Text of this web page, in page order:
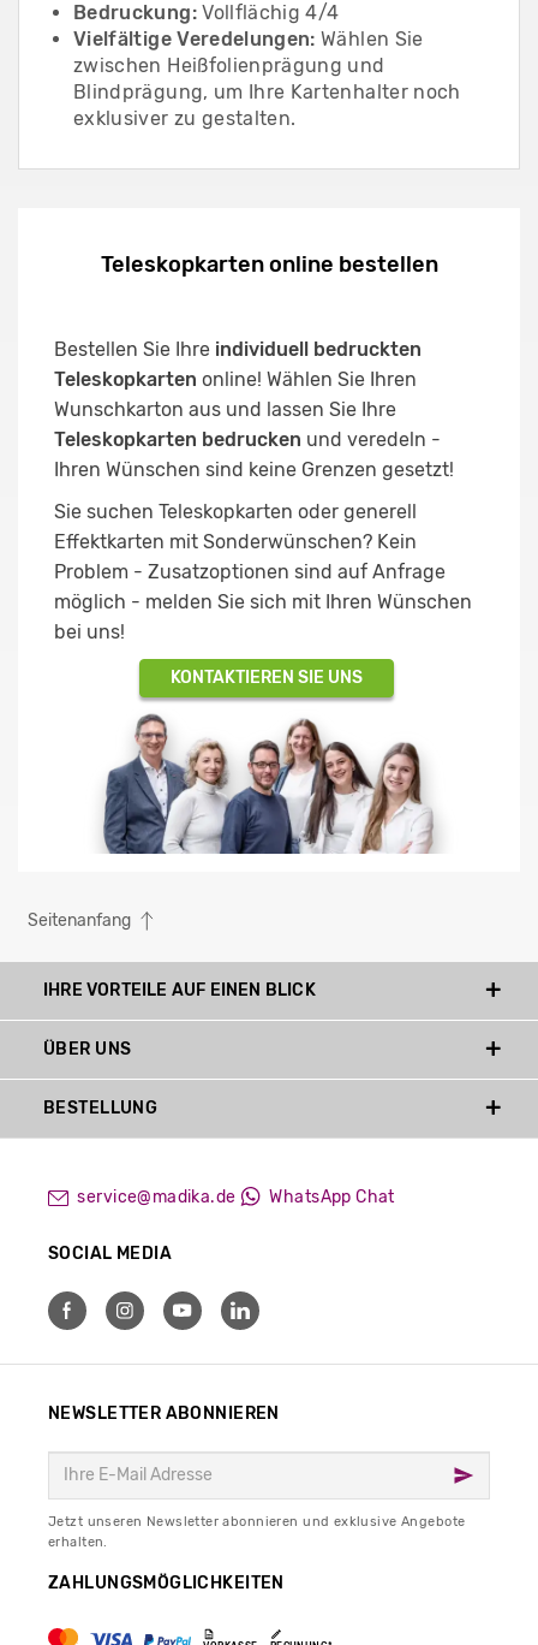
Bedruckung:Vollflächig 4/4
Vielfältige Veredelungen:Wählen Sie
zwischen Heißfolienprägung und
Blindprägung, um Ihre Kartenhalter noch
exklusiver zu gestalten.
Teleskopkarten online bestellen
Bestellen Sie Ihre individuell bedruckten
Teleskopkarten online! Wählen Sie Ihren
Wunschkarton aus und lassen Sie Ihre
Teleskopkarten bedrucken und veredeln -
Ihren Wünschen sind keine Grenzen gesetzt!
Sie suchen Teleskopkarten oder generell
Effektkarten mit Sonderwünschen? Kein
Problem - Zusatzoptionen sind auf Anfrage
möglich - melden Sie sich mit Ihren Wünschen
bei uns!
KONTAKTIEREN SIE UNS
Seitenanfang
IHRE VORTEILE AUF EINEN BLICK
service@madika.de WhatsApp Chat
SOCIAL MEDIA
ÜBER UNS
BESTELLUNG
NEWSLETTER ABONNIEREN
Jetzt unseren Newsletter abonnieren und exklusive Angebote
erhalten.
ZAHLUNGSMÖGLICHKEITEN